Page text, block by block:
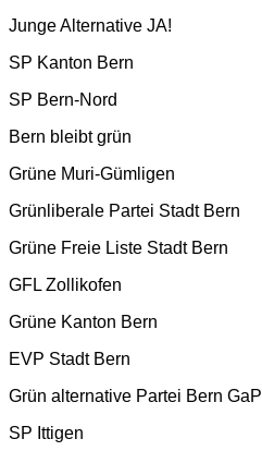
Junge Alternative JA!
SP Kanton Bern
SP Bern-Nord
Bern bleibt grün
Grüne Muri-Gümligen
Grünliberale Partei Stadt Bern
Grüne Freie Liste Stadt Bern
GFL Zollikofen
Grüne Kanton Bern
EVP Stadt Bern
Grün alternative Partei Bern GaP
SP Ittigen